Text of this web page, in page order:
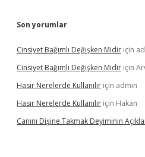
Son yorumlar
Cinsiyet Bağımlı Değişken Midir için
Cinsiyet Bağımlı Değişken Midir için
Hasır Nerelerde Kullanılır için admin
Hasır Nerelerde Kullanılır için Hakan
Canını Dişine Takmak Deyiminin